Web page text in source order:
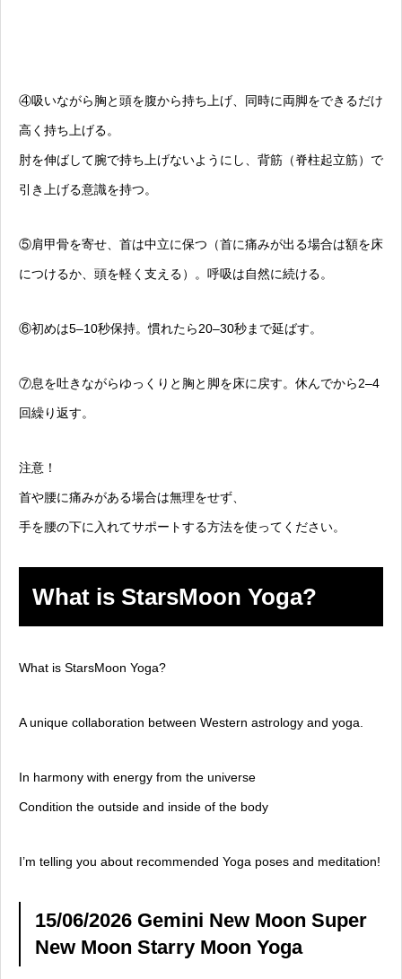
④吸いながら胸と頭を腹から持ち上げ、同時に両脚をできるだけ
高く持ち上げる。
肘を伸ばして腕で持ち上げないようにし、背筋（脊柱起立筋）で
引き上げる意識を持つ。
⑤肩甲骨を寄せ、首は中立に保つ（首に痛みが出る場合は額を床
につけるか、頭を軽く支える）。呼吸は自然に続ける。
⑥初めは5–10秒保持。慣れたら20–30秒まで延ばす。
⑦息を吐きながらゆっくりと胸と脚を床に戻す。休んでから2–4
回繰り返す。
注意！
首や腰に痛みがある場合は無理をせず、
手を腰の下に入れてサポートする方法を使ってください。
What is StarsMoon Yoga?
What is StarsMoon Yoga?
A unique collaboration between Western astrology and yoga.
In harmony with energy from the universe
Condition the outside and inside of the body
I’m telling you about recommended Yoga poses and meditation!
15/06/2026 Gemini New Moon Super
New Moon Starry Moon Yoga